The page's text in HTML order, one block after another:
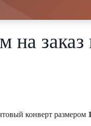
на заказ
конверт размером